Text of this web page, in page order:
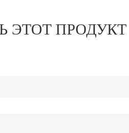
ЭТОТ ПРОДУКТ